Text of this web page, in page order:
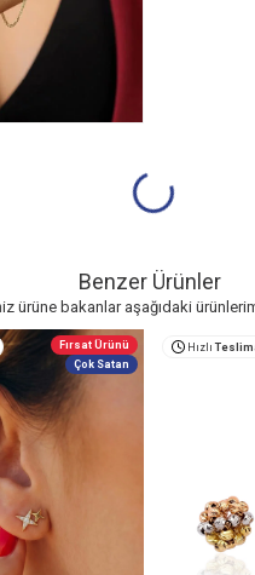
Benzer Ürünler
ürüne bakanlar aşağıdaki
Fırsat Ürünü
Çok Satan
Hızlı